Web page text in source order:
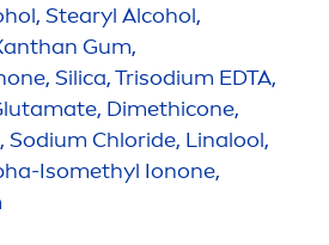
Stearyl Alcohol,
Gum,
Silica, Trisodium EDTA,
Dimethicone,
Sodium Chloride, Linalool,
Isomethyl Ionone,